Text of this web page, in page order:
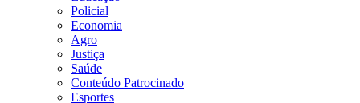
Policial
Economia
Agro
Justiça
Saúde
Conteúdo Patrocinado
Esportes